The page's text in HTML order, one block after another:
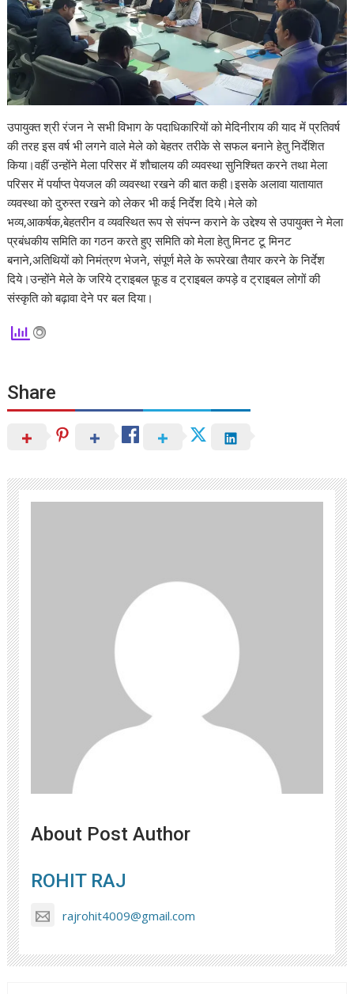
उपायुक्त श्री रंजन ने सभी विभाग के पदाधिकारियों को मेदिनीराय की याद में प्रतिवर्ष
की तरह इस वर्ष भी लगने वाले मेले को बेहतर तरीके से सफल बनाने हेतु निर्देशित
किया।वहीं उन्होंने मेला परिसर में शौचालय की व्यवस्था सुनिश्चित करने तथा मेला
परिसर में पर्याप्त पेयजल की व्यवस्था रखने की बात कही।इसके अलावा यातायात
व्यवस्था को दुरुस्त रखने को लेकर भी कई निर्देश दिये।मेले को
भव्य,आकर्षक,बेहतरीन व व्यवस्थित रूप से संपन्न कराने के उद्देश्य से उपायुक्त ने मेला
प्रबंधकीय समिति का गठन करते हुए समिति को मेला हेतु मिनट टू मिनट
बनाने,अतिथियों को निमंत्रण भेजने, संपूर्ण मेले के रूपरेखा तैयार करने के निर्देश
दिये।उन्होंने मेले के जरिये ट्राइबल फ़ूड व ट्राइबल कपड़े व ट्राइबल लोगों की
संस्कृति को बढ़ावा देने पर बल दिया।
Share
About Post Author
ROHIT RAJ
rajrohit4009@gmail.com